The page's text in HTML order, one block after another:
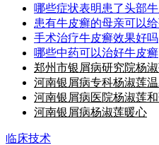
哪些症状表明患了头部
患有牛皮癣的母亲可以
手术治疗牛皮癣效果好吗
哪些中药可以治好牛皮癣
郑州市银屑病研究院杨
河南银屑病专科杨淑莲
河南银屑病医院杨淑莲
河南银屑病杨淑莲暖心
临床技术